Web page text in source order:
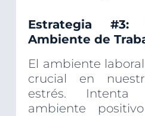
Estrategia #3:
Ambiente de
El ambiente
crucial en
estrés. Intenta
ambiente